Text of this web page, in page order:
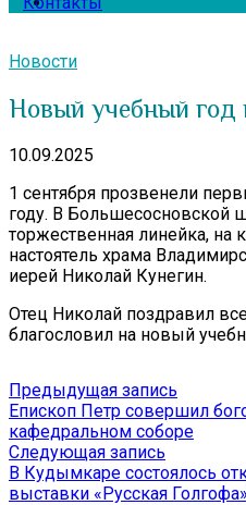
Новости
Новый учебный год
10.09.2025
1 сентября прозвенели
году. В Большесосновской
торжественная линейка,
настоятель храма
иерей Николай Кунегин.
Отец Николай поздравил
благословил на новый
Навигация
по
записям
Предыдущая запись
запись:
Епископ Петр совершил
кафедральном соборе
Следующая запись
запись:
В Кудымкаре состоялось
выставки «Русская Голгофа»